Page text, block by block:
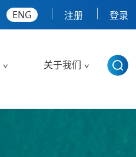
ENG 注册 登录
关于我们